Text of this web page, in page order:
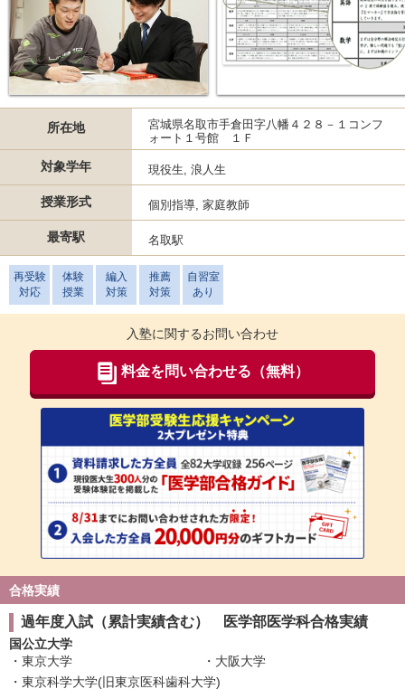
所在地
宮城県名取市手倉田字八幡４２８－１コンフ
ォート１号館 １Ｆ
対象学年 現役生, 浪人生
授業形式 個別指導, 家庭教師
最寄駅 名取駅
再受験
対応
体験
授業
編入
対策
推薦
対策
自習室
あり
入塾に関するお問い合わせ
料金を問い合わせる（無料）
合格実績
過年度入試（累計実績含む） 医学部医学科合格実績
国公立大学
東京大学
大阪大学
東京科学大学(旧東京医科歯科大学)